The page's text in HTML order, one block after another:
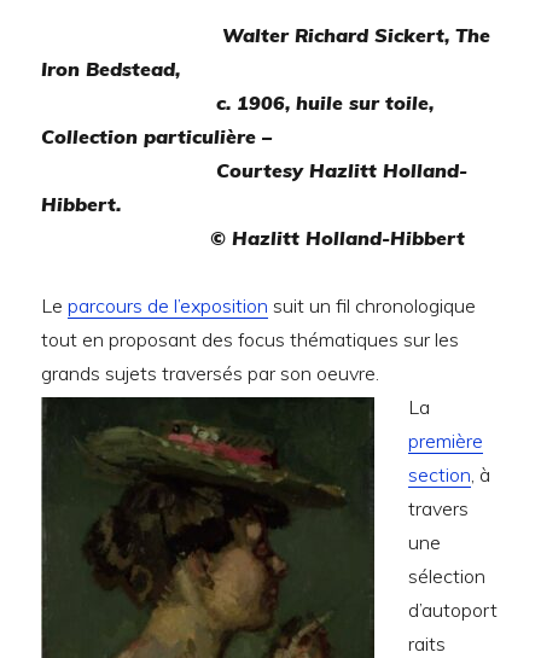
Walter Richard Sickert, The
Iron Bedstead,
c. 1906, huile sur toile,
Collection particulière –
Courtesy Hazlitt Holland-
Hibbert.
© Hazlitt Holland-Hibbert
Leparcours de l’exposition suit un fil chronologique
tout en proposant des focus thématiques sur les
grands sujets traversés par son oeuvre.
La
première
section, à
travers
une
sélection
d’autoport
raits